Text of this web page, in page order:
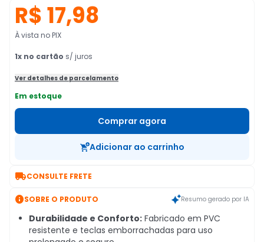
R$ 17,98
À vista no PIX
1x no cartão s/ juros
Ver detalhes de parcelamento
Em estoque
Comprar agora
Adicionar ao carrinho
CONSULTE FRETE
SOBRE O PRODUTO Resumo gerado por IA
Durabilidade e Conforto: Fabricado em PVC
resistente e teclas emborrachadas para uso